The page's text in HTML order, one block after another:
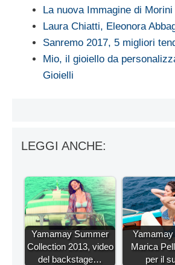
La nuova Immagine di
Laura Chiatti, Eleonora
Sanremo 2017, 5 migliori
Mio, il gioiello da
Gioielli
LEGGI ANCHE:
Yamamay Summer
Collection 2013, video
del backstage…
Marica
per il